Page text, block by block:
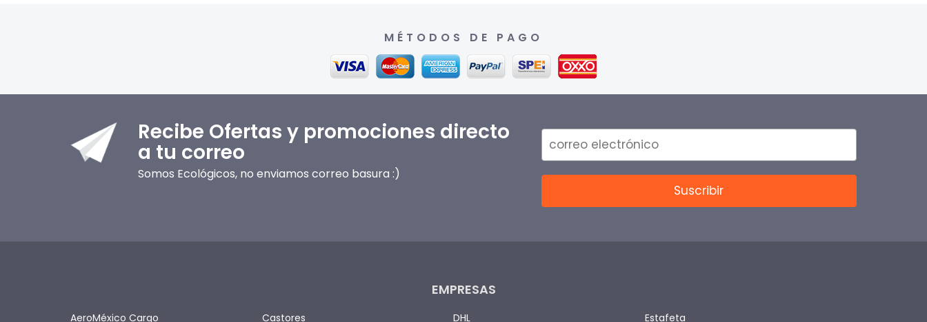
MÉTODOS DE PAGO
Recibe Ofertas y promociones directo
a tu correo
Somos Ecológicos, no enviamos correo basura :)
EMPRESAS
AeroMéxico Cargo Castores DHL Estafeta